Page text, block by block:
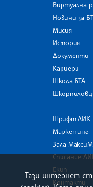
Виртуална
Новини за
Мисия
История
Документи
Кариери
Школа БТА
Шрифт ЛИК
Маркетинг
Зала МаксиМ
Списание
Екип
Контакти
Тази интернет